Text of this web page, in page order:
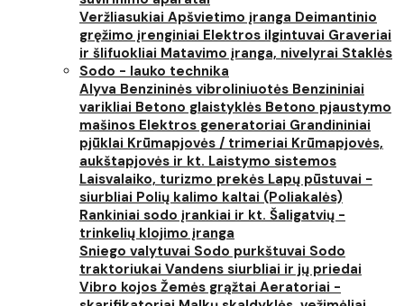
Veržliasukiai Apšvietimo įranga Deimantinio
gręžimo įrenginiai Elektros ilgintuvai Graveriai
ir šlifuokliai Matavimo įranga, nivelyrai Staklės
Sodo - lauko technika
Alyva Benzininės vibroliniuotės Benzininiai
varikliai Betono glaistyklės Betono pjaustymo
mašinos Elektros generatoriai Grandininiai
pjūklai Krūmapjovės / trimeriai Krūmapjovės,
aukštapjovės ir kt. Laistymo sistemos
Laisvalaiko, turizmo prekės Lapų pūstuvai -
siurbliai Polių kalimo kaltai (Poliakalės)
Rankiniai sodo įrankiai ir kt. Šaligatvių -
trinkelių klojimo įranga
Sniego valytuvai Sodo purkštuvai Sodo
traktoriukai Vandens siurbliai ir jų priedai
Vibro kojos Žemės grąžtai Aeratoriai -